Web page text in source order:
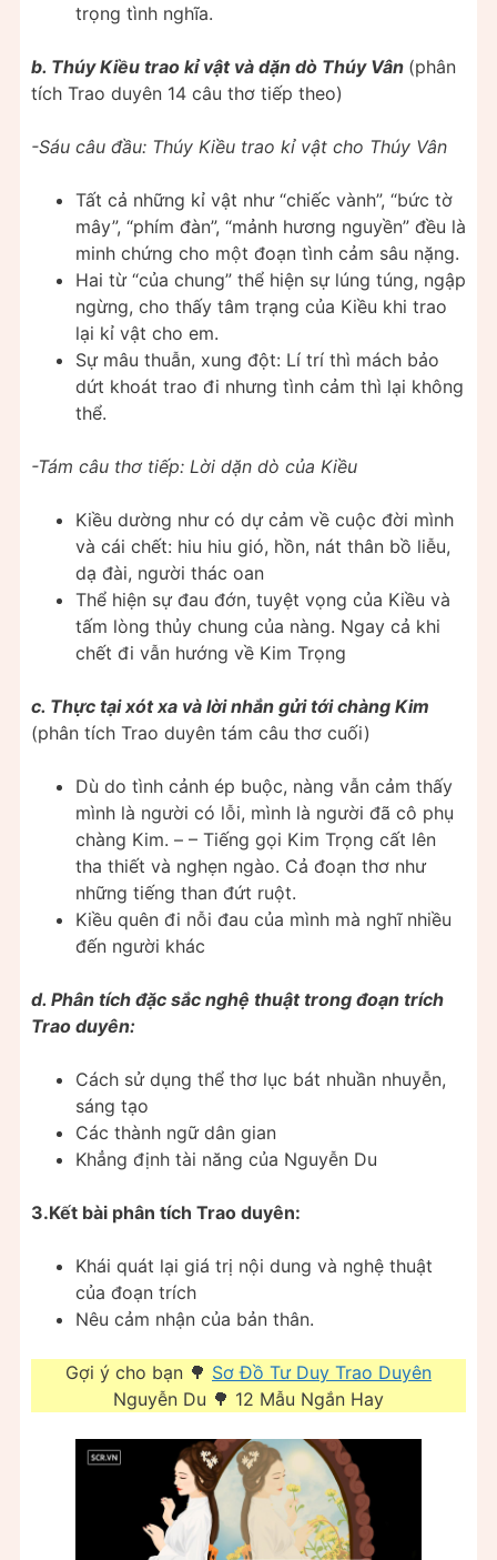
trọng tình nghĩa.
b. Thúy Kiều trao kỉ vật và dặn dò Thúy Vân (phân
tích Trao duyên 14 câu thơ tiếp theo)
-Sáu câu đầu: Thúy Kiều trao kỉ vật cho Thúy Vân
Tất cả những kỉ vật như “chiếc vành”, “bức tờ
mây”, “phím đàn”, “mảnh hương nguyền” đều là
minh chứng cho một đoạn tình cảm sâu nặng.
Hai từ “của chung” thể hiện sự lúng túng, ngập
ngừng, cho thấy tâm trạng của Kiều khi trao
lại kỉ vật cho em.
Sự mâu thuẫn, xung đột: Lí trí thì mách bảo
dứt khoát trao đi nhưng tình cảm thì lại không
thể.
-Tám câu thơ tiếp: Lời dặn dò của Kiều
Kiều dường như có dự cảm về cuộc đời mình
và cái chết: hiu hiu gió, hồn, nát thân bồ liễu,
dạ đài, người thác oan
Thể hiện sự đau đớn, tuyệt vọng của Kiều và
tấm lòng thủy chung của nàng. Ngay cả khi
chết đi vẫn hướng về Kim Trọng
c. Thực tại xót xa và lời nhắn gửi tới chàng Kim
(phân tích Trao duyên tám câu thơ cuối)
Dù do tình cảnh ép buộc, nàng vẫn cảm thấy
mình là người có lỗi, mình là người đã cô phụ
chàng Kim. – – Tiếng gọi Kim Trọng cất lên
tha thiết và nghẹn ngào. Cả đoạn thơ như
những tiếng than đứt ruột.
Kiều quên đi nỗi đau của mình mà nghĩ nhiều
đến người khác
d. Phân tích đặc sắc nghệ thuật trong đoạn trích
Trao duyên:
Cách sử dụng thể thơ lục bát nhuần nhuyễn,
sáng tạo
Các thành ngữ dân gian
Khẳng định tài năng của Nguyễn Du
3.Kết bài phân tích Trao duyên:
Khái quát lại giá trị nội dung và nghệ thuật
của đoạn trích
Nêu cảm nhận của bản thân.
Gợi ý cho bạn 🌳 Sơ Đồ Tư Duy Trao Duyên
Nguyễn Du 🌳 12 Mẫu Ngắn Hay